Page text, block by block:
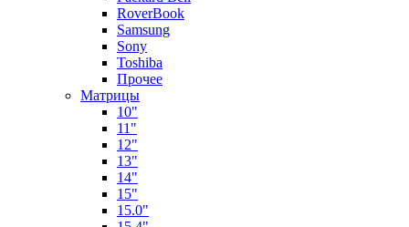
RoverBook
Samsung
Sony
Toshiba
Прочее
Матрицы
10"
11"
12"
13"
14"
15"
15.0"